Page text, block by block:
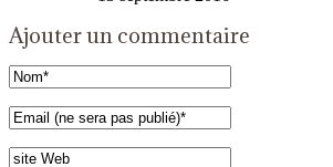
Ajouter un commentaire